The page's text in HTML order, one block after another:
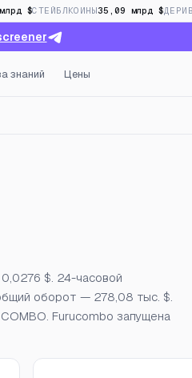
$СТЕЙБЛКОИНЫ35,09 млрд $
знаний Цены
в
$. 24-часовой
оборот — 278,08 тыс. $.
Furucombo запущена